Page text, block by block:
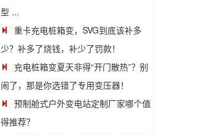
型 ...
重卡充电桩箱变，SVG到底该补多
少？补多了烧钱，补少了罚款！
充电桩箱变夏天非得“开门散热”？别
闹了，那是你选错了专用变压器！
预制舱式户外变电站定制厂家哪个值
得推荐？